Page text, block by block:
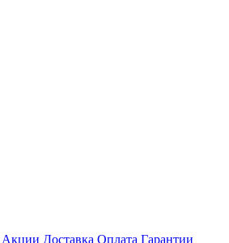
Акции Доставка Оплата Гарантии